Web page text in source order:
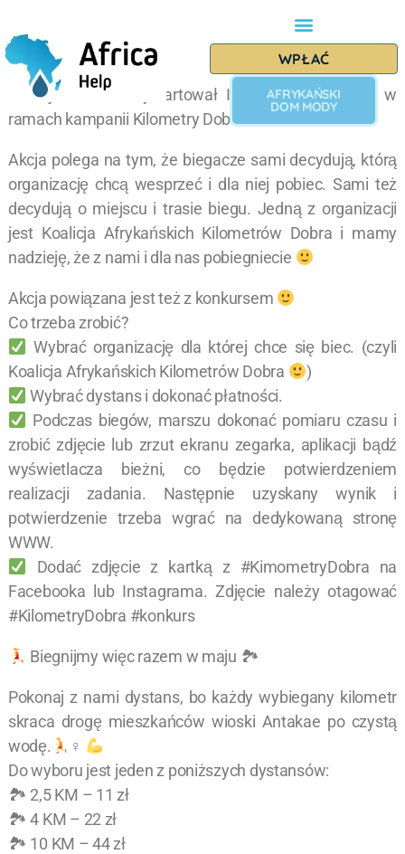
WPŁAĆ
AFRYKAŃSKI
DOM MODY
1 maja 2021 r. wystartował I Bieg Charytatywny w
ramach kampanii Kilometry Dobra.
Akcja polega na tym, że biegacze sami decydują, którą
organizację chcą wesprzeć i dla niej pobiec. Sami też
decydują o miejscu i trasie biegu. Jedną z organizacji
jest Koalicja Afrykańskich Kilometrów Dobra i mamy
nadzieję, że z nami i dla nas pobiegniecie
Akcja powiązana jest też z konkursem
Co trzeba zrobić?
Wybrać organizację dla której chce się biec. (czyli
Koalicja Afrykańskich Kilometrów Dobra
)
Wybrać dystans i dokonać płatności.
Podczas biegów, marszu dokonać pomiaru czasu i
zrobić zdjęcie lub zrzut ekranu zegarka, aplikacji bądź
wyświetlacza bieżni, co będzie potwierdzeniem
realizacji zadania. Następnie uzyskany wynik i
potwierdzenie trzeba wgrać na dedykowaną stronę
WWW.
Dodać zdjęcie z kartką z #KimometryDobra na
Facebooka lub Instagrama. Zdjęcie należy otagować
#KilometryDobra #konkurs
Biegnijmy więc razem w maju 🏞
Pokonaj z nami dystans, bo każdy wybiegany kilometr
skraca drogę mieszkańców wioski Antakae po czystą
wodę.
‍♀
Do wyboru jest jeden z poniższych dystansów:
🏞 2,5 KM – 11 zł
🏞 4 KM – 22 zł
🏞 10 KM – 44 zł